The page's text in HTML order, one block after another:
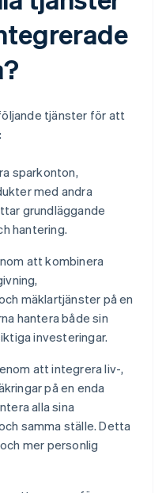
tjänster för att
sparkonton,
med andra
grundläggande
hantering.
att kombinera
mäklartjänster på en
hantera både sin
investeringar.
att integrera liv-,
på en enda
alla sina
samma ställe. Detta
mer personlig